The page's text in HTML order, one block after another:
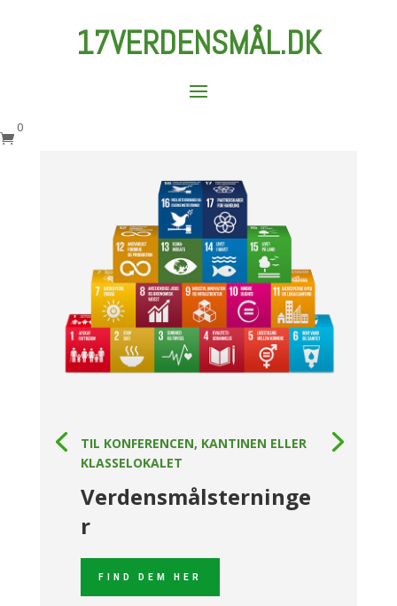
17VERDENSMÅL.DK

0
TIL KONFERENCEN, KANTINEN ELLER
KLASSELOKALET
Verdensmålsterninge
r
FIND DEM HER